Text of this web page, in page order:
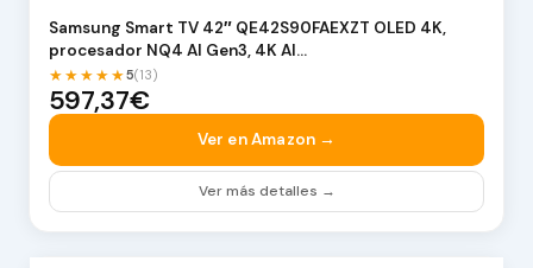
Samsung Smart TV 42″ QE42S90FAEXZT OLED 4K,
procesador NQ4 AI Gen3, 4K AI…
★★★★★5(13)
597,37€
Ver en Amazon →
Ver más detalles →